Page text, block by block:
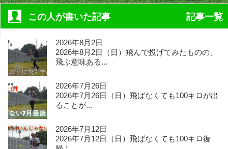
この人が書いた記事 記事一覧
2026年8月2日
2026年8月2日（日）飛んで投げてみたものの、
飛ぶ意味ある...
2026年7月26日
2026年7月26日（日）飛ばなくても100キロが出
ることが...
2026年7月12日
2026年7月12日（日）飛ばなくても100キロ復